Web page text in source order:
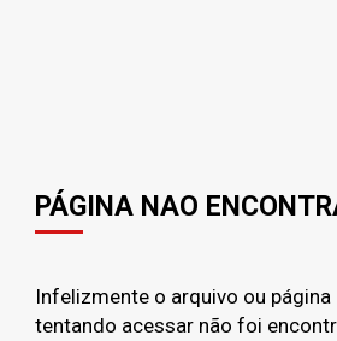
PÁGINA NAO
Infelizmente o arquivo ou
tentando acessar não foi